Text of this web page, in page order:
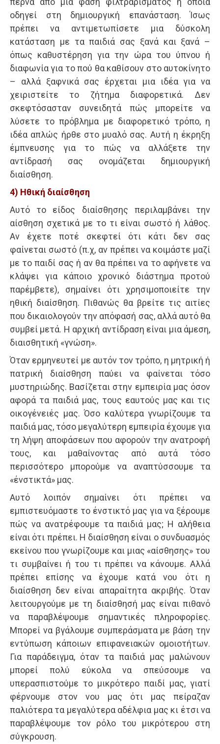
οδηγεί στη δημιουργική επανάσταση. Ίσως
πρέπει να αντιμετωπίσετε μια δύσκολη
κατάσταση με τα παιδιά σας ξανά και ξανά –
όπως καθυστέρηση για την ώρα του ύπνου ή
διαφωνία για το πού θα καθίσουν στο αυτοκίνητο
– αλλά ξαφνικά σας έρχεται μια ιδέα για να
χειριστείτε το ζήτημα διαφορετικά. Δεν
σκεφτόσασταν συνειδητά πώς μπορείτε να
λύσετε το πρόβλημα με διαφορετικό τρόπο, η
ιδέα απλώς ήρθε στο μυαλό σας. Αυτή η έκρηξη
έμπνευσης για το πώς να αλλάξετε την
αντίδρασή σας ονομάζεται δημιουργική
διαίσθηση.
4) Ηθική διαίσθηση
Αυτό το είδος διαίσθησης περιλαμβάνει την
αίσθηση σχετικά με το τι είναι σωστό ή λάθος.
Αν έχετε ποτέ σκεφτεί ότι κάτι δεν σας
φαίνεται σωστό (π.χ, αν πρέπει να κοιμάστε μαζί
με το παιδί σας ή αν θα πρέπει να το αφήνετε να
κλάψει για κάποιο χρονικό διάστημα προτού
παρέμβετε), σημαίνει ότι χρησιμοποιείτε την
ηθική διαίσθηση. Πιθανώς θα βρείτε τις αιτίες
που δικαιολογούν την απόφασή σας, αλλά αυτό θα
συμβεί μετά. Η αρχική αντίδραση είναι μια άμεση,
διαισθητική «γνώση».
Όταν ερμηνευτεί με αυτόν τον τρόπο, η μητρική ή
πατρική διαίσθηση παύει να φαίνεται τόσο
μυστηριώδης. Βασίζεται στην εμπειρία μας όσον
αφορά τα παιδιά μας, τους εαυτούς μας και τις
οικογένειές μας. Όσο καλύτερα γνωρίζουμε τα
παιδιά μας, τόσο μεγαλύτερη εμπειρία έχουμε για
τη λήψη αποφάσεων που αφορούν την ανατροφή
τους, και μαθαίνοντας από αυτά τόσο
περισσότερο μπορούμε να αναπτύσσουμε τα
«ένστικτά» μας.
Αυτό λοιπόν σημαίνει ότι πρέπει να
εμπιστευόμαστε το ένστικτό μας για να ξέρουμε
πώς να ανατρέφουμε τα παιδιά μας; Η αλήθεια
είναι ότι πρέπει. Η διαίσθηση είναι ο συνδυασμός
εκείνου που γνωρίζουμε και μιας «αίσθησης» του
τι συμβαίνει ή του τι πρέπει να κάνουμε. Αλλά
πρέπει επίσης να έχουμε κατά νου ότι η
διαίσθηση δεν είναι απαραίτητα ακριβής. Όταν
λειτουργούμε με τη διαίσθησή μας είναι πιθανό
να παραβλέψουμε σημαντικές πληροφορίες.
Μπορεί να βγάλουμε συμπεράσματα με βάση την
εντύπωση κάποιων επιφανειακών ομοιοτήτων.
Για παράδειγμα, όταν τα παιδιά μας μαλώνουν
μπορεί πολύ εύκολα να σπεύσουμε να
υπερασπιστούμε το μικρότερο παιδί μας, γιατί
φέρνουμε στον νου μας ότι μας πείραζαν
παλιότερα τα μεγαλύτερα αδέλφια μας κι έτσι να
παραβλέψουμε τον ρόλο του μικρότερου στη
σύγκρουση.